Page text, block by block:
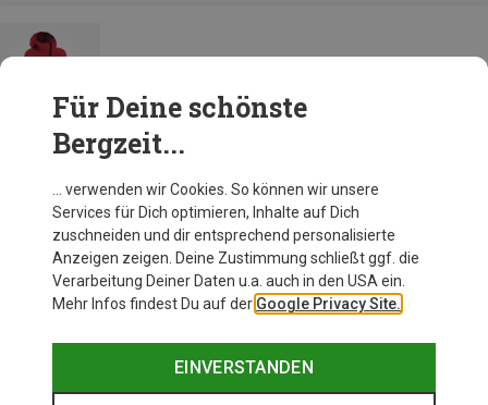
Zur Produktseite
Für Deine schönste
Bergzeit...
… verwenden wir Cookies. So können wir unsere
Services für Dich optimieren, Inhalte auf Dich
zuschneiden und dir entsprechend personalisierte
Anzeigen zeigen. Deine Zustimmung schließt ggf. die
Verarbeitung Deiner Daten u.a. auch in den USA ein.
Mehr Infos findest Du auf der Google Privacy Site.
EINVERSTANDEN